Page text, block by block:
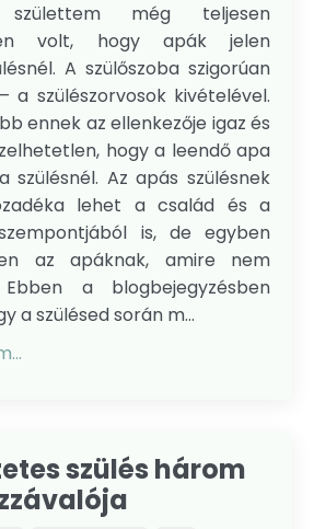
még teljesen
volt, hogy apák jelen
A szülőszoba szigorúan
a szülészorvosok kivételével.
ennek az ellenkezője igaz és
hogy a leendő apa
Az apás szülésnek
lehet a család és a
is, de egyben
az apáknak, amire nem
a blogbejegyzésben
a szülésed során m...
szülés három